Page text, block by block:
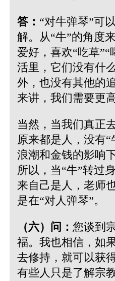
答： “对牛弹琴”可
解。从“牛”的角度
爱好，喜欢“吃草
活里，它们没有什
外，也没有其他的
来讲，我们需要更
当然，当我们真正
原来都是人，没有
浪潮和金钱的影响
所以，当“牛”转过
来自己是人，老师
是在“对人弹琴”。
（六）问： 您谈到
福。我也相信，如
去修持，就可以获
有些人只是了解宗